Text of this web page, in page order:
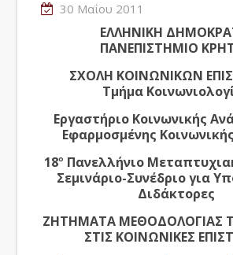
30 Μαΐου 2011
ΕΛΛΗΝΙΚΗ
ΠΑΝΕΠΙΣΤΗΜΙΟ
ΣΧΟΛΗ ΚΟΙΝΩΝΙΚΩΝ
Τμήμα
Εργαστήριο Κοινωνικής
Εφαρμοσμένης
18° Πανελλήνιο
Σεμινάριο-Συνέδριο για
Διδάκτορες
ΖΗΤΗΜΑΤΑ ΜΕΘΟΔΟΛΟΓΙΑΣ
ΣΤΙΣ ΚΟΙΝΩΝΙΚΕΣ